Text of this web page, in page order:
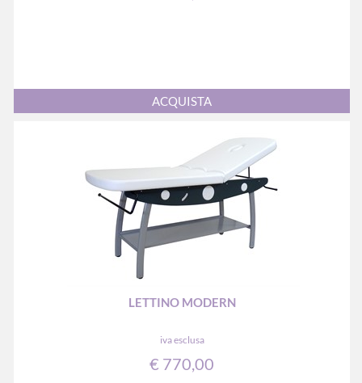
Quantità
ACQUISTA
LETTINO MODERN
iva esclusa
€ 770,00